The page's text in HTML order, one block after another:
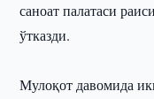
саноат палатаси
ўтказди.
Мулоқот давомида